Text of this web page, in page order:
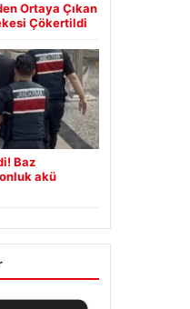
Ortaya Çıkan
Çökertildi
Baz
akü